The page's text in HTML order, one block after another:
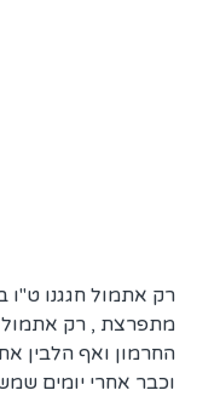
רק אתמול חגגנו
מתפרצת , רק אתמול
החרמון ואף הלבין
וכבר אחרי יומים